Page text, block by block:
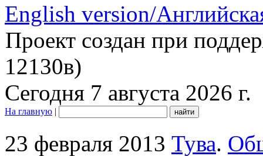
English version/
Проект создан при
12130в)
Сегодня 7 августа 2026 г.
На главную |
23 февраля 2013 Тува.